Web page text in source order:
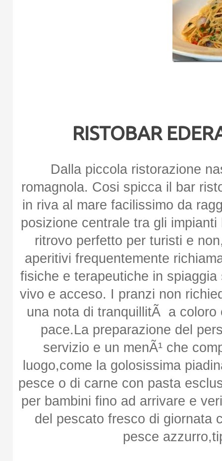
RISTOBAR
Dalla piccola ristorazione
romagnola. Cosi spicca il bar
in riva al mare facilissimo da
posizione centrale tra gli
ritrovo perfetto per turisti e
aperitivi frequentemente
fisiche e terapeutiche in
vivo e acceso. I pranzi non
una nota di tranquillitÃ a coloro
pace.La preparazione del
servizio e un menÃ¹ che
luogo,come la golosissima
pesce o di carne con pasta
per bambini fino ad arrivare e
del pescato fresco di giornata
pesce